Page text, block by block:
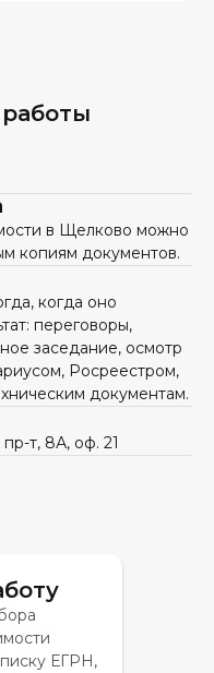
в Щелково можно
копиям документов.
когда оно
переговоры,
заседание, осмотр
Росреестром,
документам.
т, 8А, оф. 21
ЕГРН,